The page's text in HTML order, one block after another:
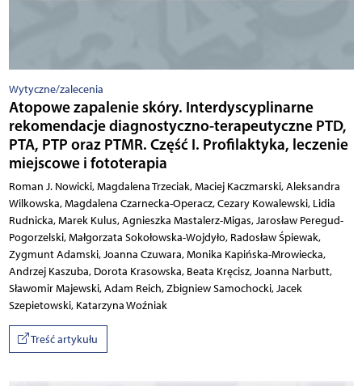
Wytyczne/zalecenia
Atopowe zapalenie skóry. Interdyscyplinarne
rekomendacje diagnostyczno-terapeutyczne PTD,
PTA, PTP oraz PTMR. Część I. Profilaktyka, leczenie
miejscowe i fototerapia
Roman J. Nowicki, Magdalena Trzeciak, Maciej Kaczmarski, Aleksandra
Wilkowska, Magdalena Czarnecka-Operacz, Cezary Kowalewski, Lidia
Rudnicka, Marek Kulus, Agnieszka Mastalerz-Migas, Jarosław Peregud-
Pogorzelski, Małgorzata Sokołowska-Wojdyło, Radosław Śpiewak,
Zygmunt Adamski, Joanna Czuwara, Monika Kapińska-Mrowiecka,
Andrzej Kaszuba, Dorota Krasowska, Beata Kręcisz, Joanna Narbutt,
Sławomir Majewski, Adam Reich, Zbigniew Samochocki, Jacek
Szepietowski, Katarzyna Woźniak
Treść artykułu